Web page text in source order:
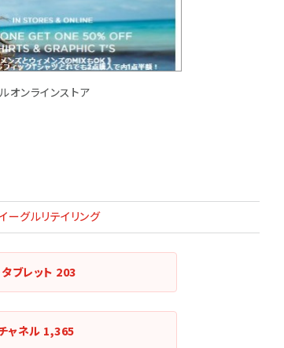
オンラインストア
ーグルリテイリング
ブレット 203
ャネル 1,365